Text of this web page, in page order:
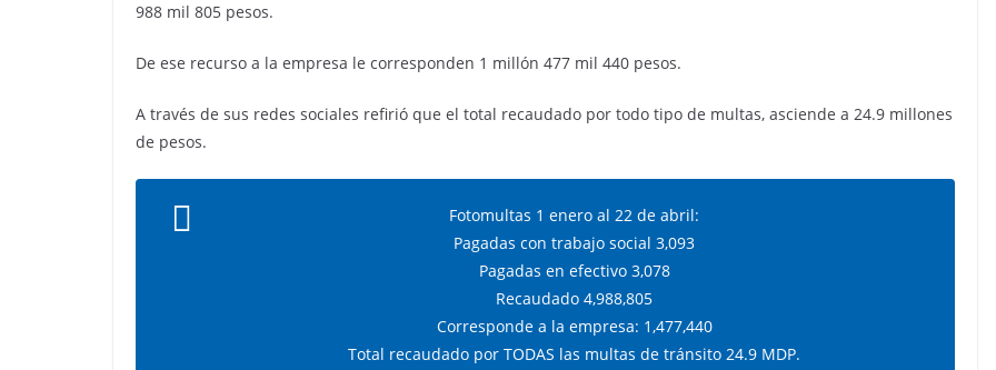
988 mil 805 pesos.
De ese recurso a la empresa le corresponden 1 millón 477 mil 440 pesos.
A través de sus redes sociales refirió que el total recaudado por todo tipo de multas, asciende a 24.9 millones
de pesos.
Fotomultas 1 enero al 22 de abril:
Pagadas con trabajo social 3,093
Pagadas en efectivo 3,078
Recaudado 4,988,805
Corresponde a la empresa: 1,477,440
Total recaudado por TODAS las multas de tránsito 24.9 MDP.